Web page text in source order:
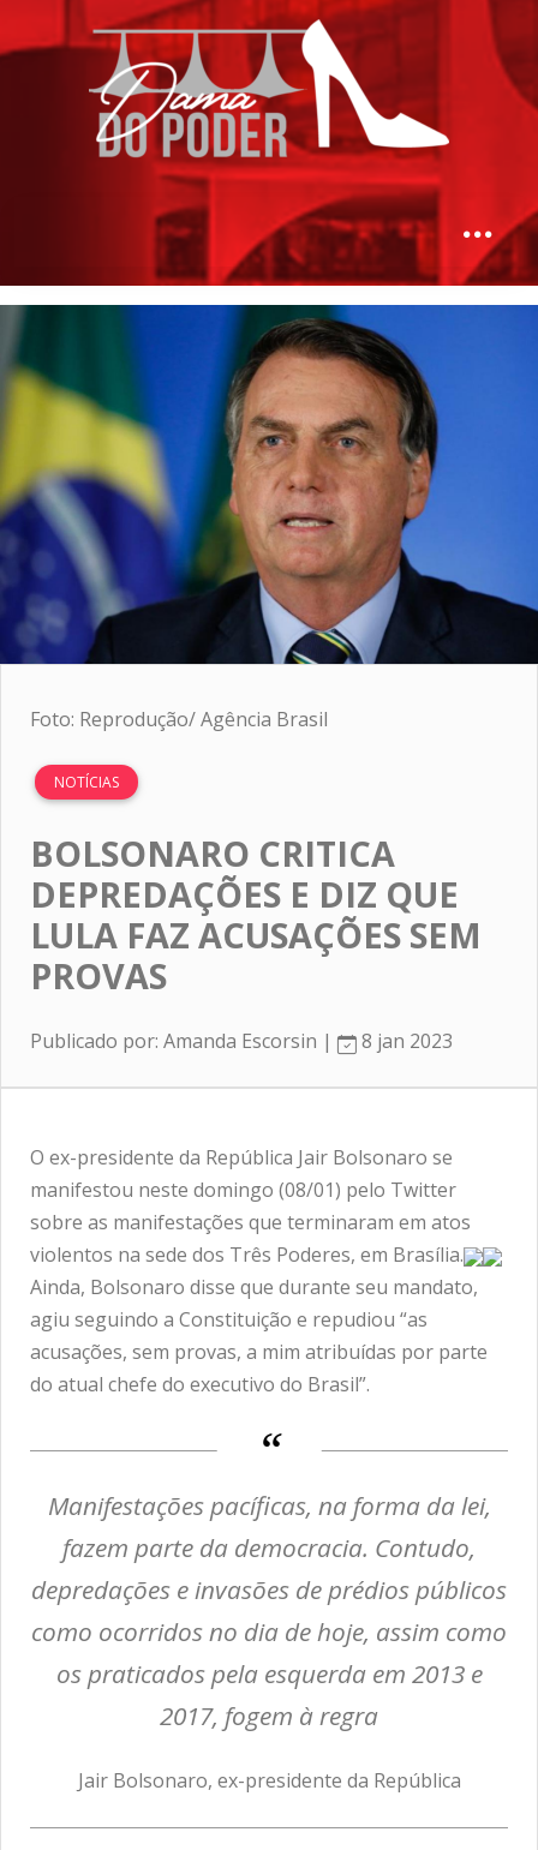
Foto: Reprodução/ Agência Brasil
NOTÍCIAS
BOLSONARO CRITICA
DEPREDAÇÕES E DIZ QUE
LULA FAZ ACUSAÇÕES SEM
PROVAS
Publicado por: Amanda Escorsin | 8 jan 2023
O ex-presidente da República Jair Bolsonaro se
manifestou neste domingo (08/01) pelo Twitter
sobre as manifestações que terminaram em atos
violentos na sede dos Três Poderes, em Brasília.
Ainda, Bolsonaro disse que durante seu mandato,
agiu seguindo a Constituição e repudiou “as
acusações, sem provas, a mim atribuídas por parte
do atual chefe do executivo do Brasil”.
Manifestações pacíficas, na forma da lei,
fazem parte da democracia. Contudo,
depredações e invasões de prédios públicos
como ocorridos no dia de hoje, assim como
os praticados pela esquerda em 2013 e
2017, fogem à regra
Jair Bolsonaro, ex-presidente da República